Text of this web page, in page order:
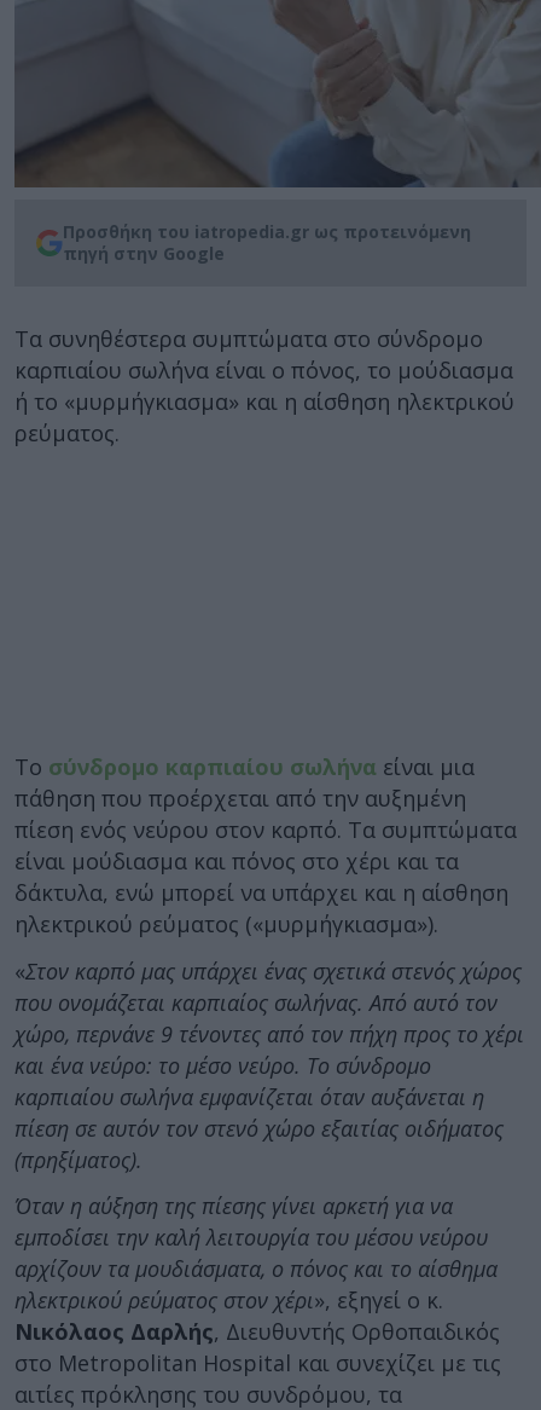
Προσθήκη του iatropedia.gr ως προτεινόμενη
πηγή στην Google
Τα συνηθέστερα συμπτώματα στο σύνδρομο
καρπιαίου σωλήνα είναι ο πόνος, το μούδιασμα
ή το «μυρμήγκιασμα» και η αίσθηση ηλεκτρικού
ρεύματος.
Το σύνδρομο καρπιαίου σωλήνα είναι μια
πάθηση που προέρχεται από την αυξημένη
πίεση ενός νεύρου στον καρπό. Τα συμπτώματα
είναι μούδιασμα και πόνος στο χέρι και τα
δάκτυλα, ενώ μπορεί να υπάρχει και η αίσθηση
ηλεκτρικού ρεύματος («μυρμήγκιασμα»).
«Στον καρπό μας υπάρχει ένας σχετικά στενός χώρος
που ονομάζεται καρπιαίος σωλήνας. Από αυτό τον
χώρο, περνάνε 9 τένοντες από τον πήχη προς το χέρι
και ένα νεύρο: το μέσο νεύρο. Το σύνδρομο
καρπιαίου σωλήνα εμφανίζεται όταν αυξάνεται η
πίεση σε αυτόν τον στενό χώρο εξαιτίας οιδήματος
(πρηξίματος).
Όταν η αύξηση της πίεσης γίνει αρκετή για να
εμποδίσει την καλή λειτουργία του μέσου νεύρου
αρχίζουν τα μουδιάσματα, ο πόνος και το αίσθημα
ηλεκτρικού ρεύματος στον χέρι», εξηγεί ο κ.
Νικόλαος Δαρλής, Διευθυντής Ορθοπαιδικός
στο Metropolitan Hospital και συνεχίζει με τις
αιτίες πρόκλησης του συνδρόμου, τα